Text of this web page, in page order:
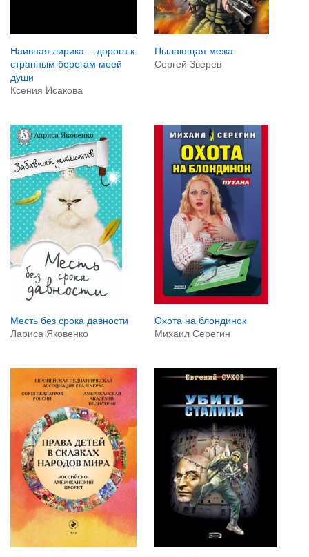
Наивная лирика …дорога к
странным берегам моей
души
Ксения Исакова
Пылающая межа
Сергей Зверев
Месть без срока давности
Лариса Яковенко
Охота на блондинок
Михаил Серегин